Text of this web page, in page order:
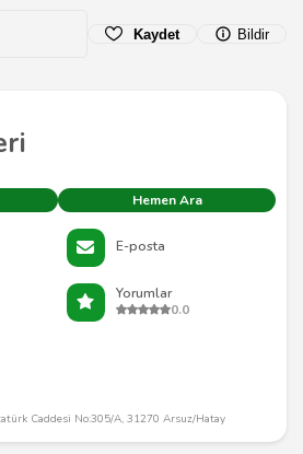
Kaydet Bildir
Hemen Ara
E-posta
Yorumlar
0.0
Caddesi No:305/A, 31270 Arsuz/Hatay